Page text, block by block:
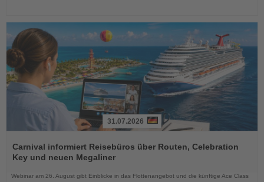
Sie
die
Nachrichten
31.07.2026
Carnival informiert Reisebüros über Routen, Celebration
Key und neuen Megaliner
Webinar am 26. August gibt Einblicke in das Flottenangebot und die künftige Ace Class